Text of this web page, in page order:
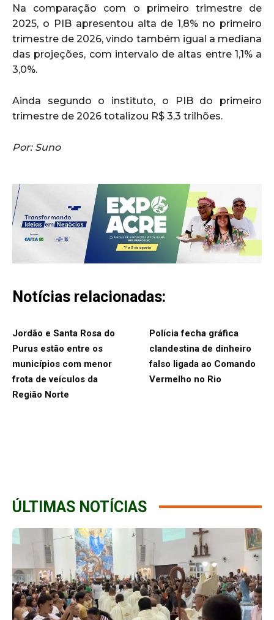
Na comparação com o primeiro trimestre de
2025, o PIB apresentou alta de 1,8% no primeiro
trimestre de 2026, vindo também igual a mediana
das projeções, com intervalo de altas entre 1,1% a
3,0%.
Ainda segundo o instituto, o PIB do primeiro
trimestre de 2026 totalizou R$ 3,3 trilhões.
Por: Suno
Notícias relacionadas:
Jordão e Santa Rosa do
Purus estão entre os
municípios com menor
frota de veículos da
Região Norte
Polícia fecha gráfica
clandestina de dinheiro
falso ligada ao Comando
Vermelho no Rio
ÚLTIMAS NOTÍCIAS